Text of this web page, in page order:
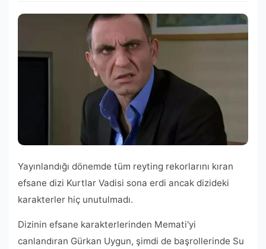
Yayınlandığı dönemde tüm reyting rekorlarını kıran
efsane dizi Kurtlar Vadisi sona erdi ancak dizideki
karakterler hiç unutulmadı.
Dizinin efsane karakterlerinden Memati'yi
canlandıran Gürkan Uygun, şimdi de başrollerinde Su